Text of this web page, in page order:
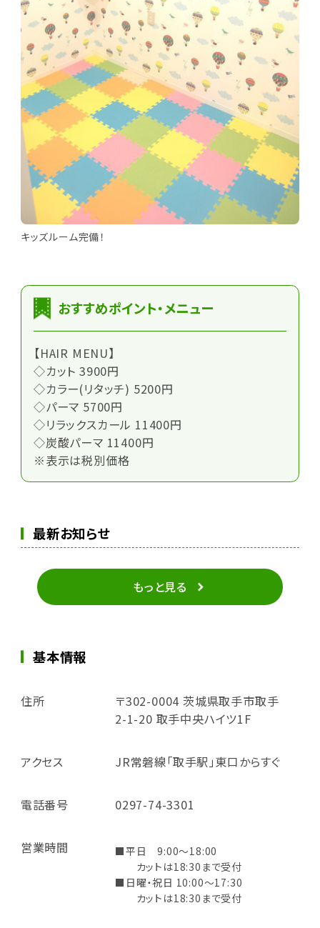
キッズルーム完備！
おすすめポイント・メニュー
【HAIR MENU】
◇カット 3900円
◇カラー(リタッチ) 5200円
◇パーマ 5700円
◇リラックスカール 11400円
◇炭酸パーマ 11400円
※表示は税別価格
最新お知らせ
もっと見る
基本情報
住所
〒302-0004 茨城県取手市取手
2-1-20 取手中央ハイツ1F
アクセス JR常磐線「取手駅」東口からすぐ
電話番号 0297-74-3301
営業時間
■平日 9:00～18:00
カットは18:30まで受付
■日曜・祝日 10:00～17:30
カットは18:30まで受付